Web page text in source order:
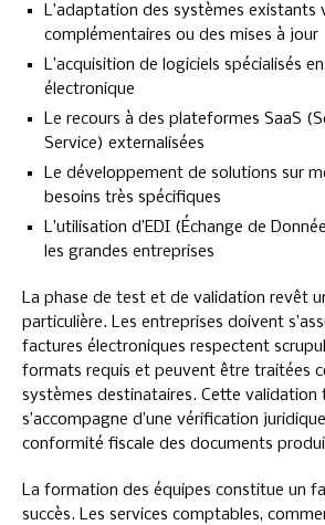
L’adaptation des systèmes existants
complémentaires ou des mises à jour
L’acquisition de logiciels spécialisés
électronique
Le recours à des plateformes SaaS
Service) externalisées
Le développement de solutions sur
besoins très spécifiques
L’utilisation d’EDI (Échange de
les grandes entreprises
La phase de test et de validation revêt
particulière. Les entreprises doivent
factures électroniques respectent
formats requis et peuvent être traitées
systèmes destinataires. Cette validation
s’accompagne d’une vérification
conformité fiscale des documents
La formation des équipes constitue un
succès. Les services comptables,